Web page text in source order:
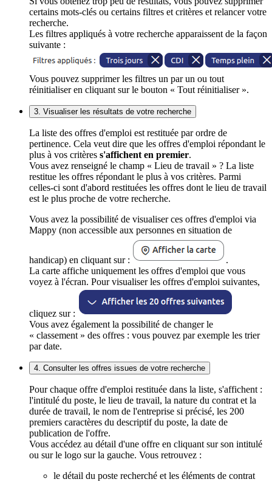
certains mots-clés ou certains filtres et critères et relancer votre
recherche.
Les filtres appliqués à votre recherche apparaissent de la façon
suivante :
Vous pouvez supprimer les filtres un par un ou tout
réinitialiser en cliquant sur le bouton « Tout réinitialiser ».
3. Visualiser les résultats de votre recherche
La liste des offres d'emploi est restituée par ordre de
pertinence. Cela veut dire que les offres d'emploi répondant le
plus à vos critères s'affichent en premier.
Vous avez renseigné le champ « Lieu de travail » ? La liste
restitue les offres répondant le plus à vos critères. Parmi
celles-ci sont d'abord restituées les offres dont le lieu de travail
est le plus proche de votre recherche.
Vous avez la possibilité de visualiser ces offres d'emploi via
Mappy (non accessible aux personnes en situation de
handicap) en cliquant sur :
.
La carte affiche uniquement les offres d'emploi que vous
voyez à l'écran. Pour visualiser les offres d'emploi suivantes,
cliquez sur :
Vous avez également la possibilité de changer le
« classement » des offres : vous pouvez par exemple les trier
par date.
4. Consulter les offres issues de votre recherche
Pour chaque offre d'emploi restituée dans la liste, s'affichent :
l'intitulé du poste, le lieu de travail, la nature du contrat et la
durée de travail, le nom de l'entreprise si précisé, les 200
premiers caractères du descriptif du poste, la date de
publication de l'offre.
Vous accédez au détail d'une offre en cliquant sur son intitulé
ou sur le logo sur la gauche. Vous retrouvez :
le détail du poste recherché et les éléments de contrat